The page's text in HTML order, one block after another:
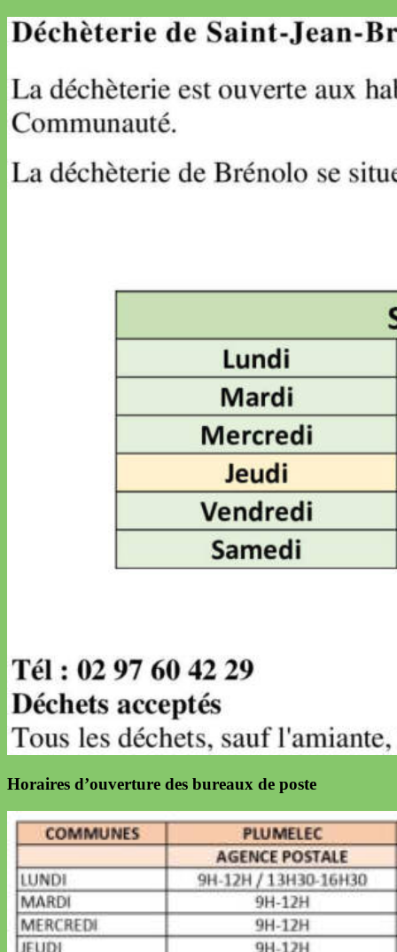
Horaires d’ouverture des bureaux de poste